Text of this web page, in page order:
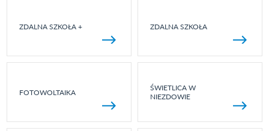
ZDALNA SZKOŁA + ZDALNA SZKOŁA
FOTOWOLTAIKA
ŚWIETLICA W
NIEZDOWIE